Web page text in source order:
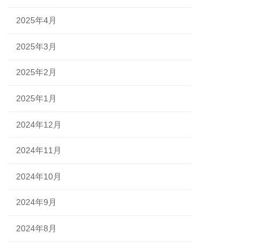
2025年4月
2025年3月
2025年2月
2025年1月
2024年12月
2024年11月
2024年10月
2024年9月
2024年8月